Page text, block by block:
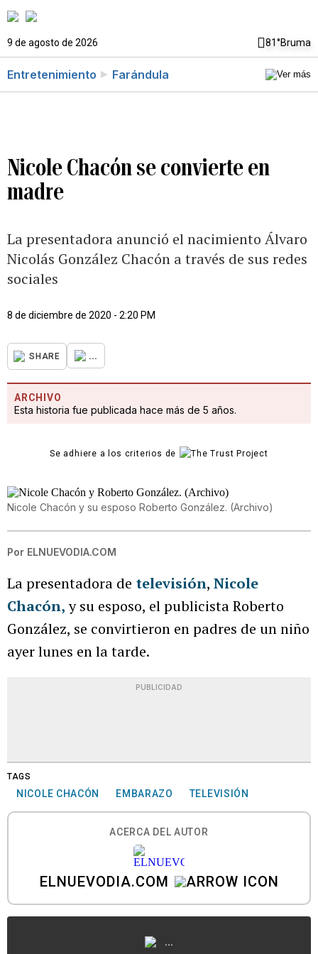
9 de agosto de 2026 81°Bruma
Entretenimiento Farándula
Nicole Chacón se convierte en
madre
La presentadora anunció el nacimiento Álvaro
Nicolás González Chacón a través de sus redes
sociales
8 de diciembre de 2020 - 2:20 PM
SHARE ...
ARCHIVO
Esta historia fue publicada hace más de 5 años.
Se adhiere a los criterios de
Nicole Chacón y su esposo Roberto González. (Archivo)
Por ELNUEVODIA.COM
La presentadora de televisión, Nicole
Chacón,y su esposo, el publicista Roberto
González, se convirtieron en padres de un niño
ayer lunes en la tarde.
PUBLICIDAD
TAGS
NICOLE CHACÓN EMBARAZO TELEVISIÓN
ACERCA DEL AUTOR
ELNUEVODIA.COM
...